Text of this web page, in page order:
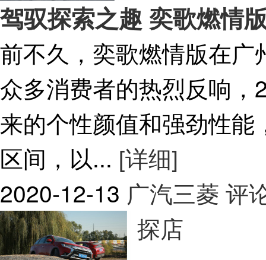
驾驭探索之趣 奕歌燃情
前不久，奕歌燃情版在
众多消费者的热烈反响
来的个性颜值和强劲性
区间，以... [详细]
2020-12-13 广汽三菱 评
探店